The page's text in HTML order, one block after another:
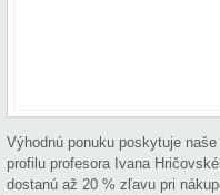
Výhodnú ponuku poskytuje
profilu profesora Ivana
dostanú až 20 % zľavu pri